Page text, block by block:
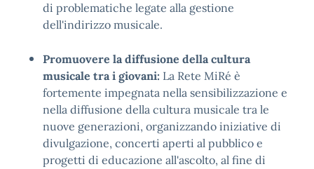
di problematiche legate alla gestione
dell'indirizzo musicale.
Promuovere la diffusione della cultura
musicale tra i giovani: La Rete MiRé è
fortemente impegnata nella sensibilizzazione e
nella diffusione della cultura musicale tra le
nuove generazioni, organizzando iniziative di
divulgazione, concerti aperti al pubblico e
progetti di educazione all'ascolto, al fine di